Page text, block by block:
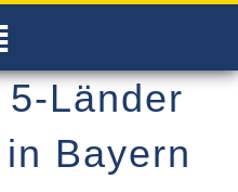
Länder
Bayern